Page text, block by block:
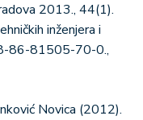
2013., 44(1).
inženjera i
86-81505-70-0.,
Novica (2012).